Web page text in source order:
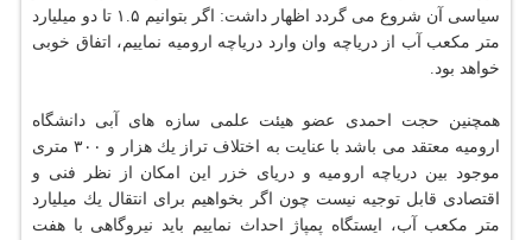
سیاسی آن شروع می گردد اظهار داشت: اگر بتوانیم ۱.۵ تا دو میلیارد
متر مكعب آب از دریاچه وان وارد دریاچه ارومیه نماییم، اتفاق خوبی
خواهد بود.
همچنین حجت احمدی عضو هیئت علمی سازه های آبی دانشگاه
ارومیه معتقد می باشد با عنایت به اختلاف تراز یك هزار و ۳۰۰ متری
موجود بین دریاچه ارومیه و دریای خزر این امكان از نظر فنی و
اقتصادی قابل توجیه نیست چون اگر بخواهیم برای انتقال یك میلیارد
متر مكعب آب، ایستگاه پمپاژ احداث نماییم باید نیروگاهی با هفت